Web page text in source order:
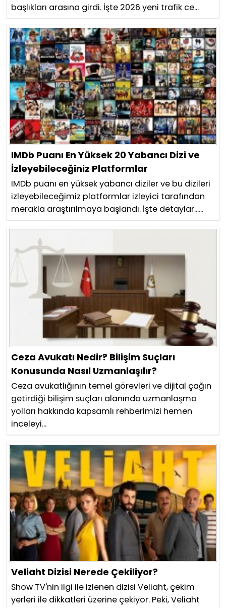
başlıkları arasına girdi. İşte 2026 yeni trafik ce...
IMDb Puanı En Yüksek 20 Yabancı Dizi ve
İzleyebileceğiniz Platformlar
IMDb puanı en yüksek yabancı diziler ve bu dizileri
izleyebileceğimiz platformlar izleyici tarafından
merakla araştırılmaya başlandı. İşte detaylar......
Ceza Avukatı Nedir? Bilişim Suçları
Konusunda Nasıl Uzmanlaşılır?
Ceza avukatlığının temel görevleri ve dijital çağın
getirdiği bilişim suçları alanında uzmanlaşma
yolları hakkında kapsamlı rehberimizi hemen
inceleyi...
Veliaht Dizisi Nerede Çekiliyor?
Show TV'nin ilgi ile izlenen dizisi Veliaht, çekim
yerleri ile dikkatleri üzerine çekiyor. Peki, Veliaht